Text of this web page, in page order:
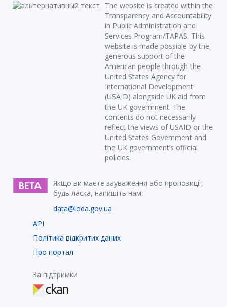
The website is created within the
Transparency and Accountability
in Public Administration and
Services Program/TAPAS. This
website is made possible by the
generous support of the
American people through the
United States Agency for
International Development
(USAID) alongside UK aid from
the UK government. The
contents do not necessarily
reflect the views of USAID or the
United States Government and
the UK government’s official
policies.
Якщо ви маєте зауваження або пропозиції,
будь ласка, напишіть нам:
data@loda.gov.ua
API
Політика відкритих даних
Про портал
За підтримки